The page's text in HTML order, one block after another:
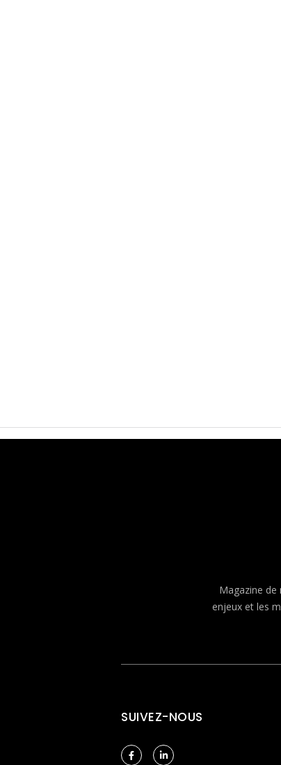
Magazine de
enjeux et les
SUIVEZ-NOUS